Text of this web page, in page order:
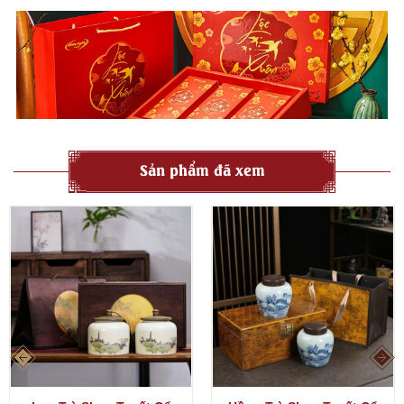
tử), phù hợp cho buổi trà đàm thân mật.
Tống trà: Dùng để đựng trà đã pha từ ấm ra trước khi rót vào
các chén quân, đảm bảo hương vị đồng đều.
Khay trà: Dùng để hứng nước thừa trong quá trình pha,
thường có thiết kế phù hợp với phong cách tổng thể của bộ
trà.
Các phụ kiện khác (tùy bộ): Có thể kèm theo lọc trà, kẹp gắp
chén, dụng cụ vệ sinh ấm…
Màu sắc và men: Thường sử dụng các tông màu trầm ấm, tự
nhiên như nâu đất, xanh rêu, vàng kem, hoặc các loại men biến
độc đáo (men lò biến) để tạo hiệu ứng thị giác đặc biệt, gợi nhớ
đến vẻ đẹp cổ kính của các di tích Đôn Hoàng.
Ý nghĩa và giá trị của Bộ Trà Công Phu Đôn Hoàng
Tôn vinh văn hóa và nghệ thuật: Bộ trà là cầu nối đưa nghệ
thuật Đôn Hoàng (vốn là di sản thế giới) vào đời sống hàng
ngày, giúp người thưởng trà cảm nhận được vẻ đẹp và chiều
sâu của nền văn minh cổ đại.
Sản phẩm đã xem